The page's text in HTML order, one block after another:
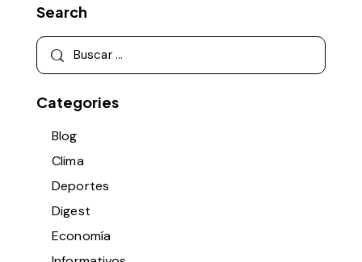
Search
Categories
Blog
Clima
Deportes
Digest
Economía